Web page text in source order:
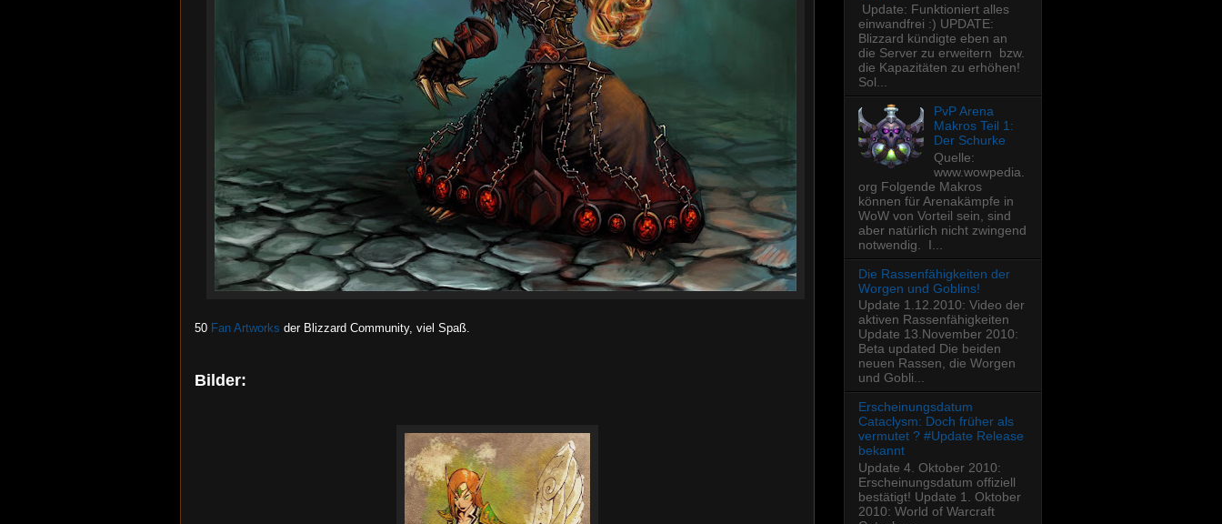
50 Fan Artworks der Blizzard Community, viel Spaß.
Bilder:
Update: Funktioniert alles
einwandfrei :) UPDATE:
Blizzard kündigte eben an
die Server zu erweitern bzw.
die Kapazitäten zu erhöhen!
Sol...
PvP Arena
Makros Teil 1:
Der Schurke
Quelle:
www.wowpedia.
org Folgende Makros
können für Arenakämpfe in
WoW von Vorteil sein, sind
aber natürlich nicht zwingend
notwendig. I...
Die Rassenfähigkeiten der
Worgen und Goblins!
Update 1.12.2010: Video der
aktiven Rassenfähigkeiten
Update 13.November 2010:
Beta updated Die beiden
neuen Rassen, die Worgen
und Gobli...
Erscheinungsdatum
Cataclysm: Doch früher als
vermutet ? #Update Release
bekannt
Update 4. Oktober 2010:
Erscheinungsdatum offiziell
bestätigt! Update 1. Oktober
2010: World of Warcraft